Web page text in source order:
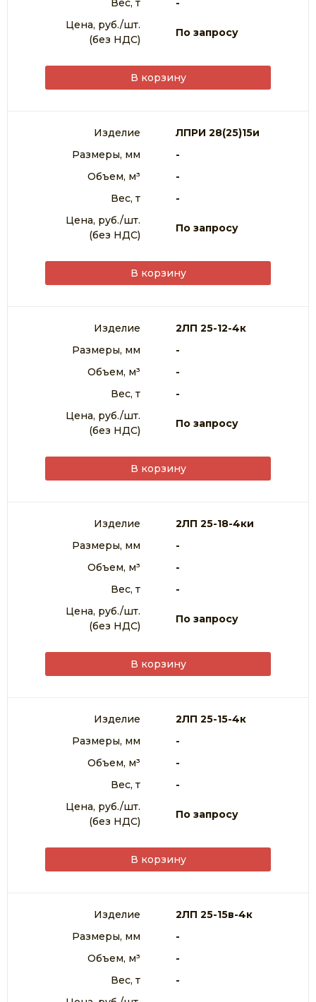
Вес, т
-
Цена, руб./шт.
(без НДС)
По запросу
В корзину
Изделие
ЛПРИ 28(25)15и
Размеры, мм
-
Объем, м³
-
Вес, т
-
Цена, руб./шт.
(без НДС)
По запросу
В корзину
Изделие
2ЛП 25-12-4к
Размеры, мм
-
Объем, м³
-
Вес, т
-
Цена, руб./шт.
(без НДС)
По запросу
В корзину
Изделие
2ЛП 25-18-4ки
Размеры, мм
-
Объем, м³
-
Вес, т
-
Цена, руб./шт.
(без НДС)
По запросу
В корзину
Изделие
2ЛП 25-15-4к
Размеры, мм
-
Объем, м³
-
Вес, т
-
Цена, руб./шт.
(без НДС)
По запросу
В корзину
Изделие
2ЛП 25-15в-4к
Размеры, мм
-
Объем, м³
-
Вес, т
-